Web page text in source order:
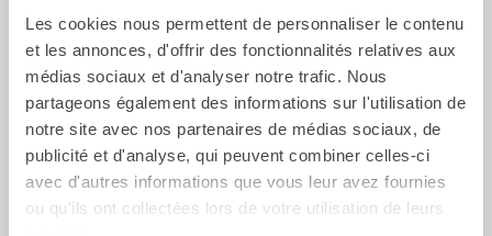
Les cookies nous permettent de personnaliser le contenu
et les annonces, d'offrir des fonctionnalités relatives aux
médias sociaux et d'analyser notre trafic. Nous
partageons également des informations sur l'utilisation de
notre site avec nos partenaires de médias sociaux, de
publicité et d'analyse, qui peuvent combiner celles-ci
avec d'autres informations que vous leur avez fournies
ou qu'ils ont collectées lors de votre utilisation de leurs
Godets rétro Godets de tranchée
Outils hydrauliques/ HYUNDAI HX130LCR